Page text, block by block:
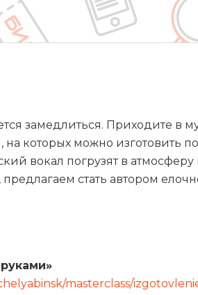
замедлиться. Приходите в
которых можно изготовить
вокал погрузят в атмосферу
стать автором
masterclass/